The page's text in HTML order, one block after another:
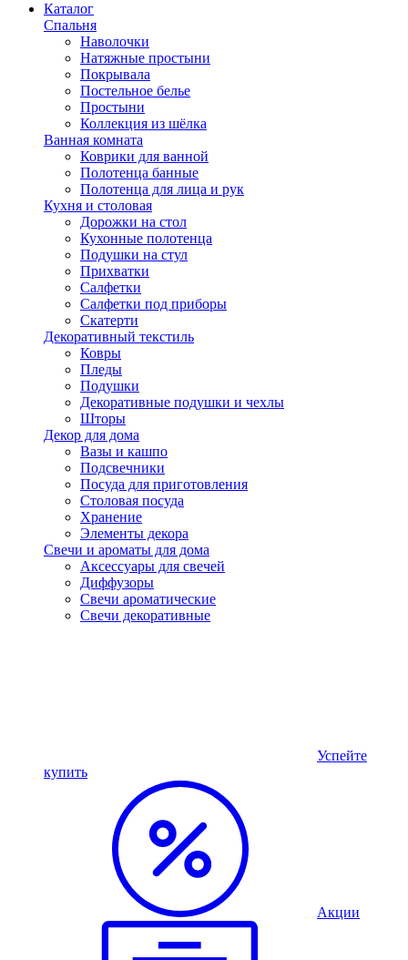
Каталог
Спальня
Наволочки
Натяжные простыни
Покрывала
Постельное белье
Простыни
Коллекция из шёлка
Ванная комната
Коврики для ванной
Полотенца банные
Полотенца для лица и рук
Кухня и столовая
Дорожки на стол
Кухонные полотенца
Подушки на стул
Прихватки
Салфетки
Салфетки под приборы
Скатерти
Декоративный текстиль
Ковры
Пледы
Подушки
Декоративные подушки и чехлы
Шторы
Декор для дома
Вазы и кашпо
Подсвечники
Посуда для приготовления
Столовая посуда
Хранение
Элементы декора
Свечи и ароматы для дома
Аксессуары для свечей
Диффузоры
Свечи ароматические
Свечи декоративные
Успейте
купить
Акции